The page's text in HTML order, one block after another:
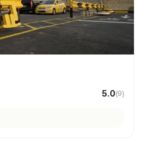
5.0(9)